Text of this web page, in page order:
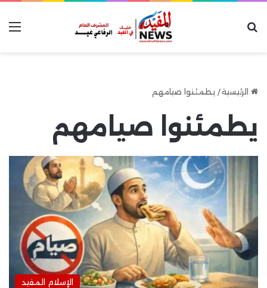
الرئيسية/ يطمئنوا صيامهم
يطمئنوا صيامهم
الإسلام المفيد